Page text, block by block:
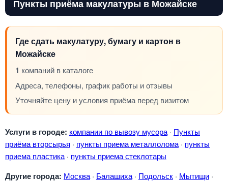
Пункты приёма макулатуры в Можайске
Где сдать макулатуру, бумагу и картон в
Можайске
1 компаний в каталоге
Адреса, телефоны, график работы и отзывы
Уточняйте цену и условия приёма перед визитом
Услуги в городе: компании по вывозу мусора · Пункты
приёма вторсырья · пункты приема металлолома · пункты
приема пластика · пункты приема стеклотары
Другие города: Москва · Балашиха · Подольск · Мытищи ·